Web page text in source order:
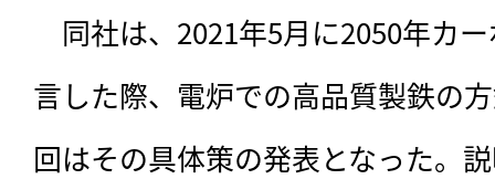
同社は、2021年5月に2050年カ
言した際、 電炉での高品質製鉄の
回はその具体策の発表となった。